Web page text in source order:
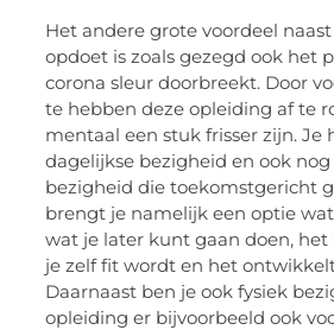
Het andere grote voordeel
opdoet is zoals gezegd ook het
corona sleur doorbreekt. Door
te hebben deze opleiding af te
mentaal een stuk frisser zijn. Je
dagelijkse bezigheid en ook nog
bezigheid die toekomstgericht
brengt je namelijk een optie
wat je later kunt gaan doen,
je zelf fit wordt en het
Daarnaast ben je ook fysiek
opleiding er bijvoorbeeld ook